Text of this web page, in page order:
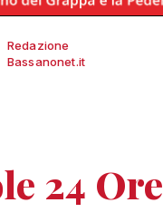
Redazione
Bassanonet.it
24 Ore